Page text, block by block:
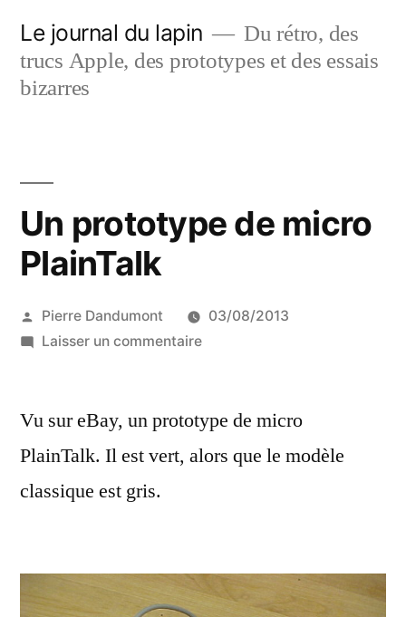
contenu
Le journal du lapin
Du rétro, des
trucs Apple, des prototypes et des essais
bizarres
Un prototype de micro
PlainTalk
Publié
par
Pierre Dandumont
03/08/2013
Laisser un commentairesur
de
PlainTalk
Vu sur eBay, un prototype de micro
PlainTalk. Il est vert, alors que le modèle
classique est gris.